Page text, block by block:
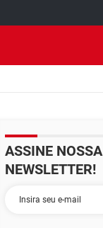
ASSINE NOSSA
NEWSLETTER!